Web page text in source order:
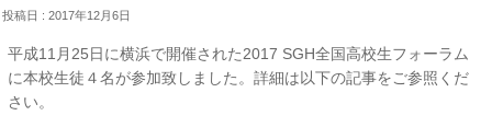
投稿日 : 2017年12月6日
平成11月25日に横浜で開催された2017 SGH全国高校生フォーラム
に本校生徒４名が参加致しました。詳細は以下の記事をご参照くだ
さい。